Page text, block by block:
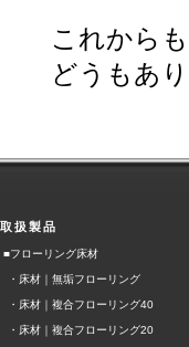
これから
どうもあ
取扱製品
■フローリング床材
・ 床材｜無垢フローリング
・ 床材｜複合フローリング40
・ 床材｜複合フローリング20